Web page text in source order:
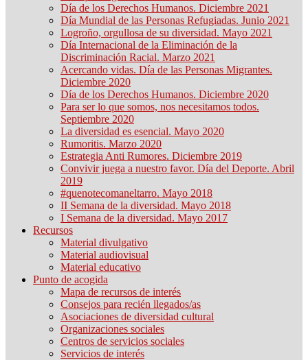
Día de los Derechos Humanos. Diciembre 2021
Día Mundial de las Personas Refugiadas. Junio 2021
Logroño, orgullosa de su diversidad. Mayo 2021
Día Internacional de la Eliminación de la
Discriminación Racial. Marzo 2021
Acercando vidas. Día de las Personas Migrantes.
Diciembre 2020
Día de los Derechos Humanos. Diciembre 2020
Para ser lo que somos, nos necesitamos todos.
Septiembre 2020
La diversidad es esencial. Mayo 2020
Rumoritis. Marzo 2020
Estrategia Anti Rumores. Diciembre 2019
Convivir juega a nuestro favor. Día del Deporte. Abril
2019
#quenotecomaneltarro. Mayo 2018
II Semana de la diversidad. Mayo 2018
I Semana de la diversidad. Mayo 2017
Recursos
Material divulgativo
Material audiovisual
Material educativo
Punto de acogida
Mapa de recursos de interés
Consejos para recién llegados/as
Asociaciones de diversidad cultural
Organizaciones sociales
Centros de servicios sociales
Servicios de interés